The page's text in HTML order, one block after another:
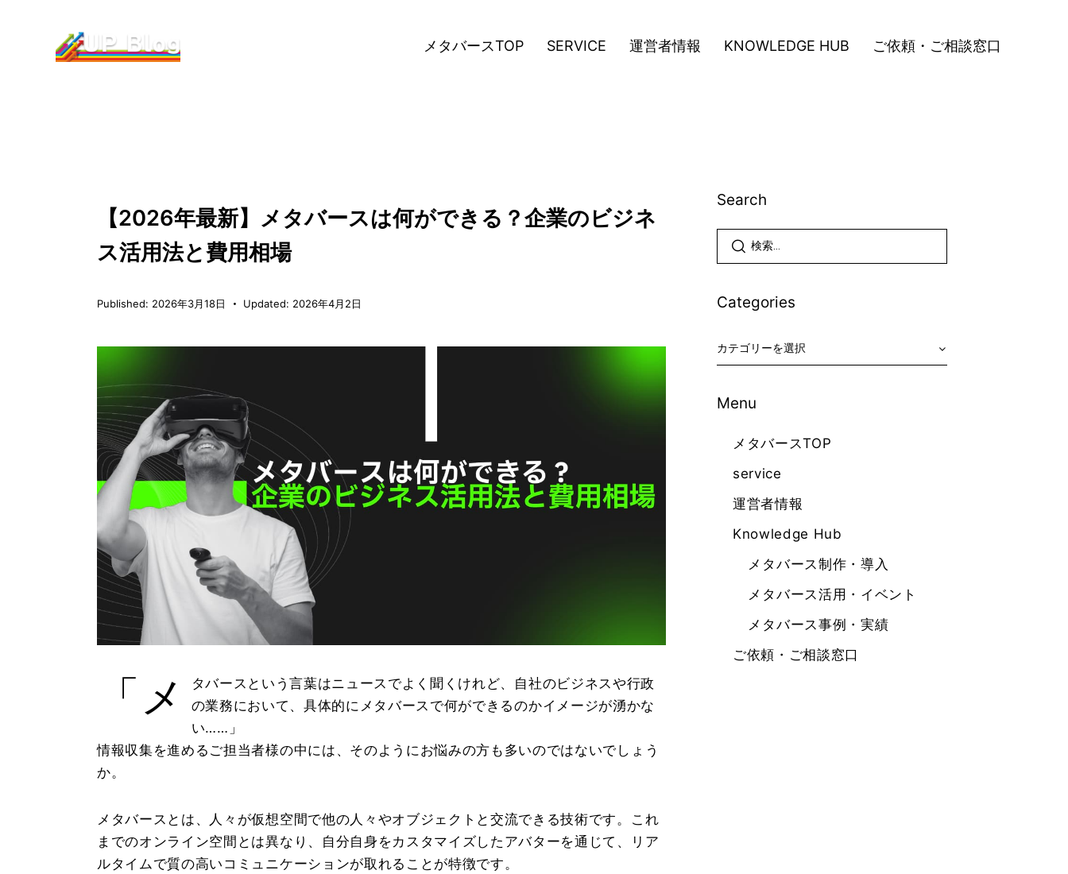
メタバースTOP SERVICE 運営者情報 KNOWLEDGE HUB ご依頼・ご相談窓口
【2026年最新】メタバースは何ができる？企業のビジネ
ス活用法と費用相場
Published: 2026年3月18日 Updated: 2026年4月2日
「メ
タバースという言葉はニュースでよく聞くけれど、自社のビジネスや行政
の業務において、具体的にメタバースで何ができるのかイメージが湧かな
い……」
情報収集を進めるご担当者様の中には、そのようにお悩みの方も多いのではないでしょう
か。
メタバースとは、人々が仮想空間で他の人々やオブジェクトと交流できる技術です。これ
までのオンライン空間とは異なり、自分自身をカスタマイズしたアバターを通じて、リア
ルタイムで質の高いコミュニケーションが取れることが特徴です。
Search
Categories
Menu
メタバースTOP
service
運営者情報
Knowledge Hub
メタバース制作・導入
メタバース活用・イベント
メタバース事例・実績
ご依頼・ご相談窓口